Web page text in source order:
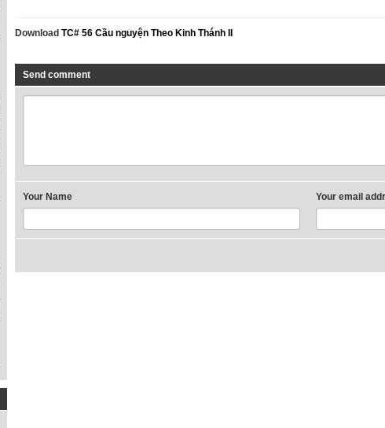
Download TC# 56 Cầu nguyện Theo Kinh Thánh II
Send comment
Your Name Your email